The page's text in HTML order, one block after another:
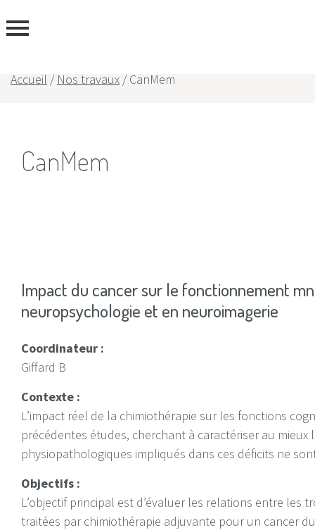
Accueil / Nos travaux /CanMem
CanMem
Impact du cancer sur le fonctionnement
neuropsychologie et en neuroimagerie
Coordinateur :
Giffard B
Contexte :
L’impact réel de la chimiothérapie sur les fonctions
précédentes études, cherchant à caractériser au
physiopathologiques impliqués dans ces déficits ne
Objectifs :
L’objectif principal est d’évaluer les relations entre
traitées par chimiothérapie adjuvante pour un cancer